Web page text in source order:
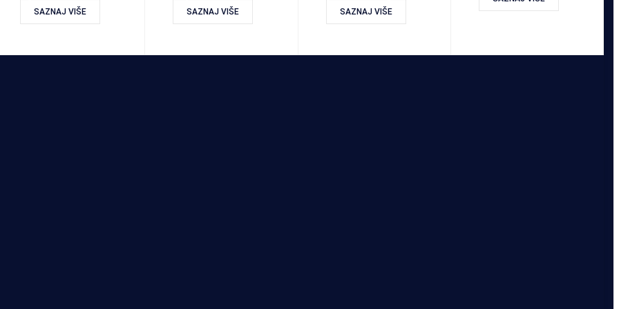
SAZNAJ VIŠE SAZNAJ VIŠE SAZNAJ VIŠE